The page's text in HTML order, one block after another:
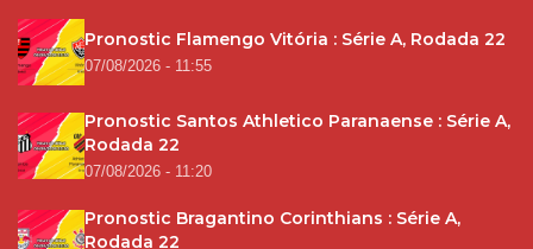
Pronostic Flamengo Vitória : Série A, Rodada 22
07/08/2026 - 11:55
Pronostic Santos Athletico Paranaense : Série A,
Rodada 22
07/08/2026 - 11:20
Pronostic Bragantino Corinthians : Série A,
Rodada 22